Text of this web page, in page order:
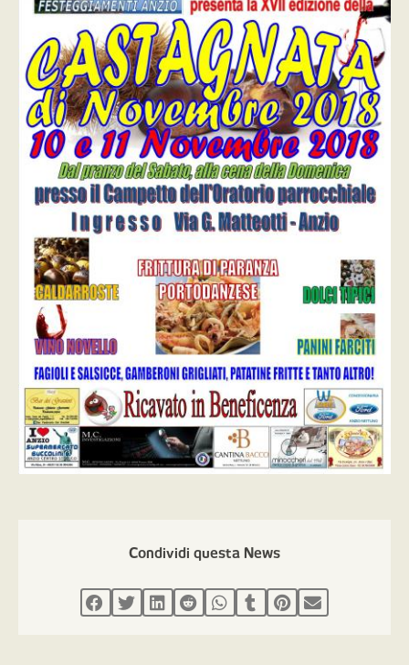
Condividi questa News